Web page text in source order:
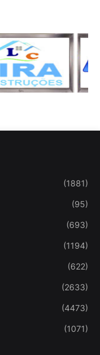
(1881)
(95)
(693)
(1194)
(622)
(2633)
(4473)
(1071)